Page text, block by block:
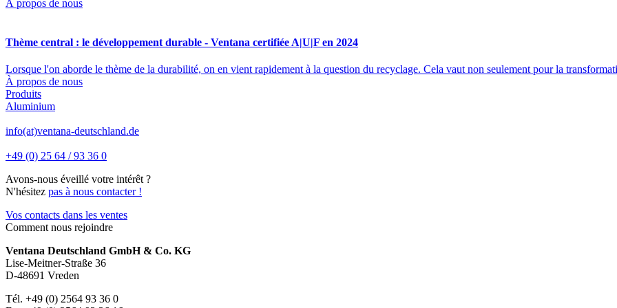
À propos de nous
Thème central : le développement durable - Ventana certifiée A|U|F en 2024
Lorsque l'on aborde le thème de la durabilité, on en vient rapidement à la question du recyclage. Cela vaut non seulement pour la
À propos de nous
Produits
Aluminium
info(at)ventana-deutschland.de
+49 (0) 25 64 / 93 36 0
Avons-nous éveillé votre intérêt ?
N'hésitez pas à nous contacter !
Vos contacts dans les ventes
Comment nous rejoindre
Ventana Deutschland GmbH & Co. KG
Lise-Meitner-Straße 36
D-48691 Vreden
Tél. +49 (0) 2564 93 36 0